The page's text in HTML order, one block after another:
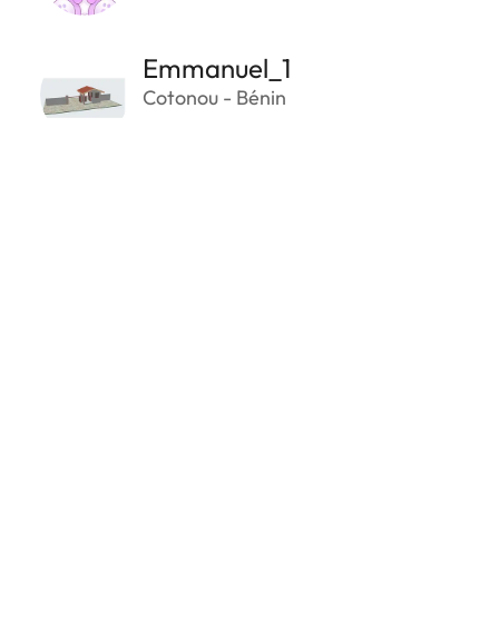
Emmanuel_1
Cotonou - Bénin